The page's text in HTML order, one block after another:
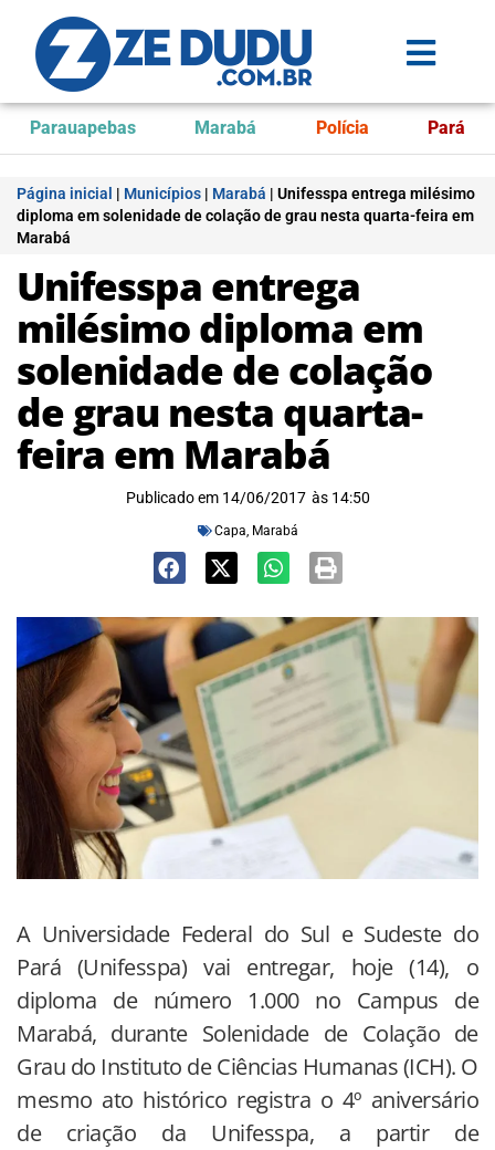
Parauapebas Marabá Polícia Pará
Página inicial | Municípios | Marabá | Unifesspa entrega milésimo
diploma em solenidade de colação de grau nesta quarta-feira em
Marabá
Unifesspa entrega
milésimo diploma em
solenidade de colação
de grau nesta quarta-
feira em Marabá
Publicado em 14/06/2017 às 14:50
Capa, Marabá
A Universidade Federal do Sul e Sudeste do
Pará (Unifesspa) vai entregar, hoje (14), o
diploma de número 1.000 no Campus de
Marabá, durante Solenidade de Colação de
Grau do Instituto de Ciências Humanas (ICH). O
mesmo ato histórico registra o 4º aniversário
de criação da Unifesspa, a partir de